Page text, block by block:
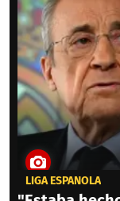
LIGA ESPAÑOLA